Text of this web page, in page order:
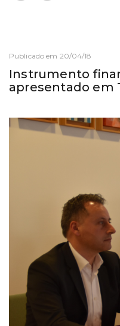
Publicado em 20/04/18
Instrumento
apresentado em